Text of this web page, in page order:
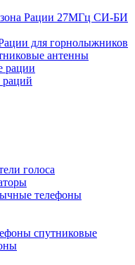
Рации 27МГц СИ-БИ
для горнолыжников
антенны
рации
раций
голоса
телефоны
спутниковые